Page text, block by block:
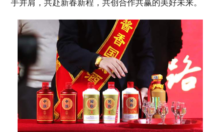
手并肩，共赴新春新程，共创合作共赢的美好未来。